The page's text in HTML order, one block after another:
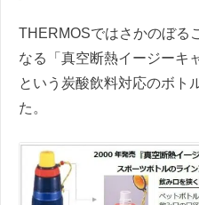
THERMOSではさかのぼる
なる「真空断熱イージーキ
という炭酸飲料対応のボト
た。